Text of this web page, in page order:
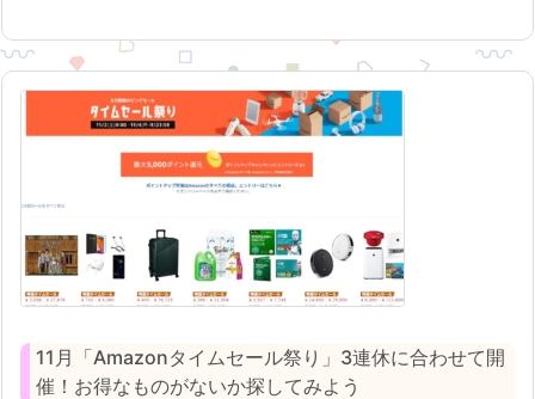
11月「Amazonタイムセール祭り」3連休に合わせて開
催！お得なものがないか探してみよう